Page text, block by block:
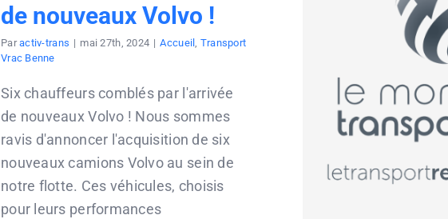
de nouveaux Volvo !
Paractiv-trans | mai 27th, 2024 | Accueil, Transport
Vrac Benne
Six chauffeurs comblés par l'arrivée
de nouveaux Volvo ! Nous sommes
ravis d'annoncer l'acquisition de six
nouveaux camions Volvo au sein de
notre flotte. Ces véhicules, choisis
pour leurs performances